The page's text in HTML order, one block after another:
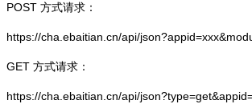
POST 方式请求：
https://cha.ebaitian.cn/api/
GET 方式请求：
https://cha.ebaitian.cn/api/